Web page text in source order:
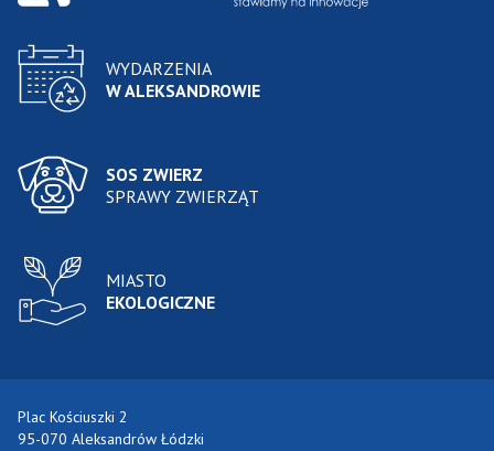
WYDARZENIA
W ALEKSANDROWIE
SOS ZWIERZ
SPRAWY ZWIERZĄT
MIASTO
EKOLOGICZNE
Plac Kościuszki 2
95-070 Aleksandrów Łódzki